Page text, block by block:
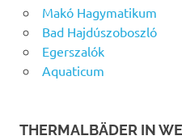
Makó Hagymatikum
Bad Hajdúszoboszló
Egerszalók
Aquaticum
THERMALBÄDER IN